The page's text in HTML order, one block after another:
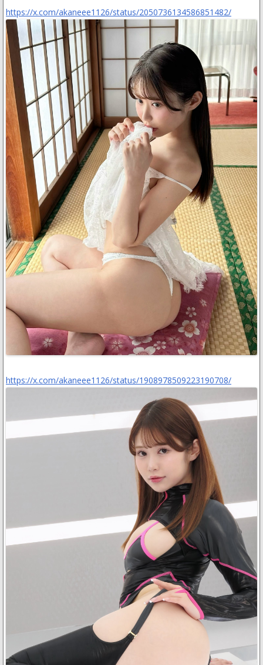
https://x.com/akaneee1126/status/2050736134586851482/
https://x.com/akaneee1126/status/1908978509223190708/